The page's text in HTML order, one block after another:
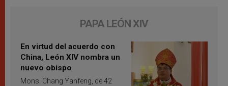
PAPA LEÓN XIV
En virtud del acuerdo con
China, León XIV nombra un
nuevo obispo
Mons. Chang Yanfeng, de 42